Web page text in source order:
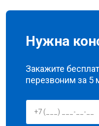
Нужна
Закажите
перезвоним за 5